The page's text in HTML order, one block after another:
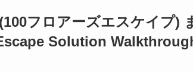
フロアーズエスケイプ)
Solution